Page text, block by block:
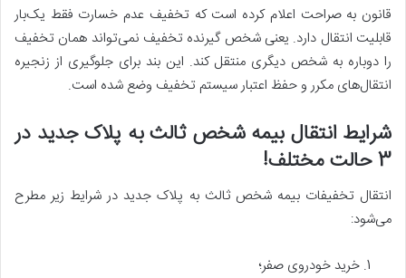
قانون به صراحت اعلام کرده است که تخفیف عدم خسارت فقط یک‌بار
قابلیت انتقال دارد. یعنی شخص گیرنده تخفیف نمی‌تواند همان تخفیف
را دوباره به شخص دیگری منتقل کند. این بند برای جلوگیری از زنجیره
انتقال‌های مکرر و حفظ اعتبار سیستم تخفیف وضع شده است.
شرایط انتقال بیمه شخص ثالث به پلاک جدید در
3 حالت مختلف!
انتقال تخفیفات بیمه شخص ثالث به پلاک جدید در شرایط زیر مطرح
می‌شود:
خرید خودروی صفر؛